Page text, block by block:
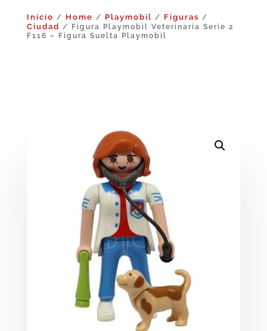
Inicio / Home / Playmobil / Figuras /
Ciudad / Figura Playmobil Veterinaria Serie 2
F116 – Figura Suelta Playmobil